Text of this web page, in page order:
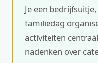
Je een
familiedag
activiteiten
nadenken over